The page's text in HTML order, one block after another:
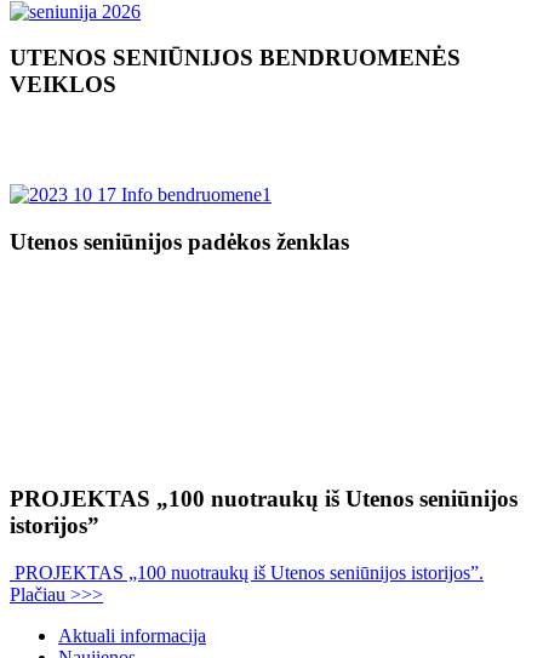
UTENOS SENIŪNIJOS BENDRUOMENĖS
VEIKLOS
Utenos seniūnijos padėkos ženklas
PROJEKTAS „100 nuotraukų iš Utenos seniūnijos
istorijos”
PROJEKTAS „100 nuotraukų iš Utenos seniūnijos istorijos”.
Plačiau >>>
Aktuali informacija